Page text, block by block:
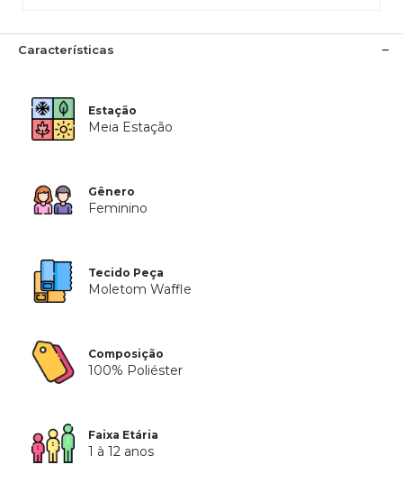
Características
Estação
Meia Estação
Gênero
Feminino
Tecido Peça
Moletom Waffle
Composição
100% Poliéster
Faixa Etária
1 à 12 anos